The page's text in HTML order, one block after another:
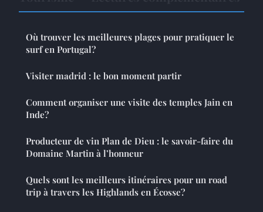
Où trouver les meilleures plages pour pratiquer le
surf en Portugal?
Visiter madrid : le bon moment partir
Comment organiser une visite des temples Jain en
Inde?
Producteur de vin Plan de Dieu : le savoir-faire du
Domaine Martin à l’honneur
Quels sont les meilleurs itinéraires pour un road
trip à travers les Highlands en Écosse?